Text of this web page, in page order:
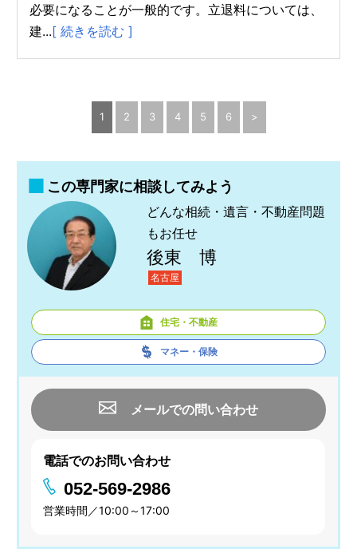
必要になることが一般的です。立退料については、
建...[ 続きを読む ]
1 2 3 4 5 6 >
この専門家に相談してみよう
どんな相続・遺言・不動産問題
もお任せ
後東 博
名古屋
住宅・不動産
マネー・保険
メールでの問い合わせ
電話でのお問い合わせ
052-569-2986
営業時間／10:00～17:00